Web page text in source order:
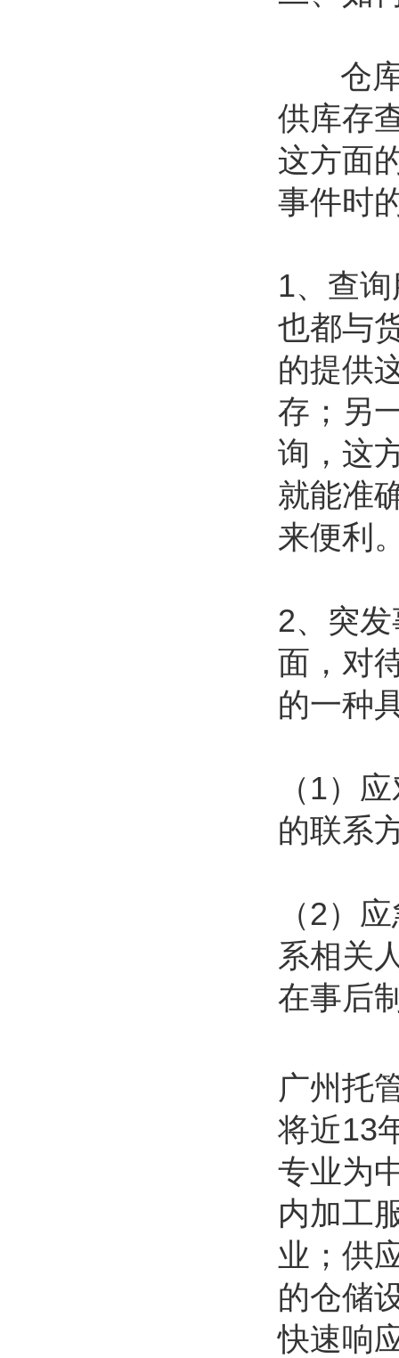
仓库
供库存
这方面
事件时
1、查
也都与
的提供
存；另
询，这
就能准
来便利
2、突
面，对
的一种
（1）
的联系
（2）
系相关
在事后
广州托
将近13
专业为
内加工
业；供
的仓储
快速响